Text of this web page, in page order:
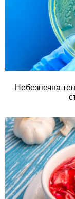
Небезпечна